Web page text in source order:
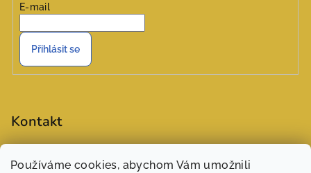
Používáme cookies, abychom Vám umožnili
E-mail
Přihlásit se
Kontakt
777551848 (Šárka)